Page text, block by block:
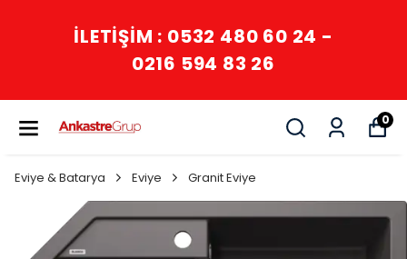
İLETİŞİM : 0532 480 60 24 -
0216 594 83 26
0
Eviye & Batarya Eviye Granit Eviye